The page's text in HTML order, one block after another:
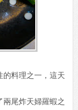
的料理之一，這天
兩尾炸天婦羅蝦之